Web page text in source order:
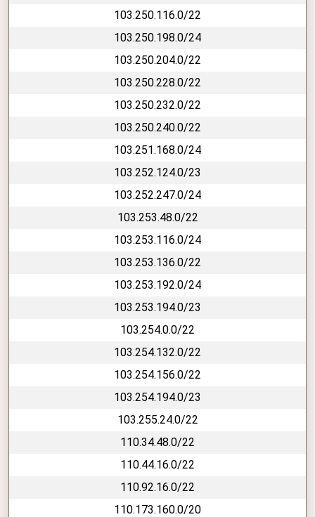
103.250.116.0/22
103.250.198.0/24
103.250.204.0/22
103.250.228.0/22
103.250.232.0/22
103.250.240.0/22
103.251.168.0/24
103.252.124.0/23
103.252.247.0/24
103.253.48.0/22
103.253.116.0/24
103.253.136.0/22
103.253.192.0/24
103.253.194.0/23
103.254.0.0/22
103.254.132.0/22
103.254.156.0/22
103.254.194.0/23
103.255.24.0/22
110.34.48.0/22
110.44.16.0/22
110.92.16.0/22
110.173.160.0/20